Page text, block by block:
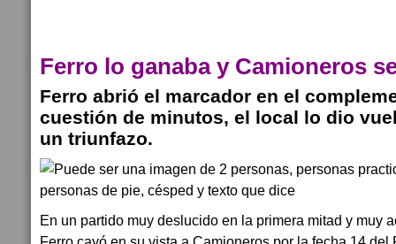
Ferro lo ganaba y Camioneros
Ferro abrió el marcador en el
cuestión de minutos, el local lo dio
un triunfazo.
En un partido muy deslucido en la primera mitad y muy